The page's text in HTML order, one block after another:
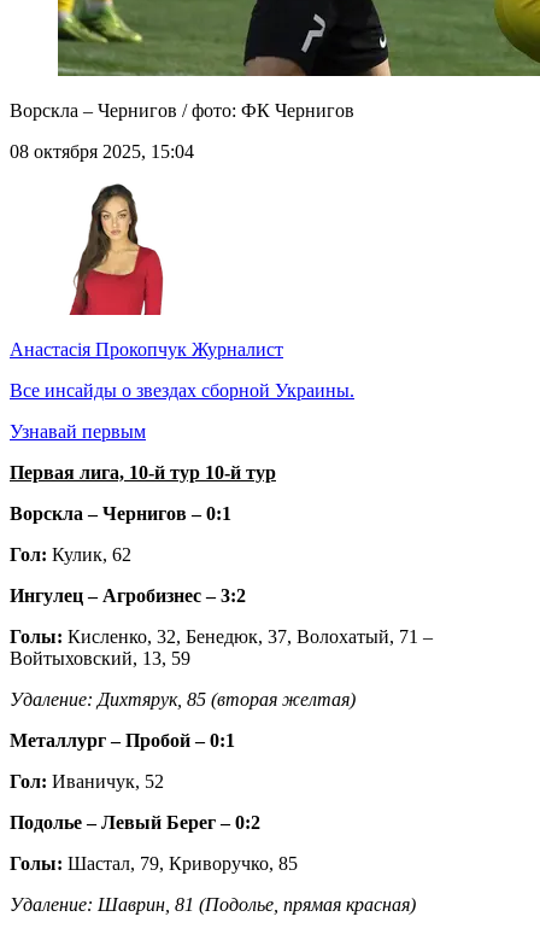
Ворскла – Чернигов / фото: ФК Чернигов
08 октября 2025, 15:04
Анастасія Прокопчук Журналист
Все инсайды о звездах сборной Украины.
Узнавай первым
Первая лига, 10-й тур 10-й тур
Ворскла – Чернигов – 0:1
Гол: Кулик, 62
Ингулец – Агробизнес – 3:2
Голы: Кисленко, 32, Бенедюк, 37, Волохатый, 71 –
Войтыховский, 13, 59
Удаление: Дихтярук, 85 (вторая желтая)
Металлург – Пробой – 0:1
Гол: Иваничук, 52
Подолье – Левый Берег – 0:2
Голы: Шастал, 79, Криворучко, 85
Удаление: Шаврин, 81 (Подолье, прямая красная)